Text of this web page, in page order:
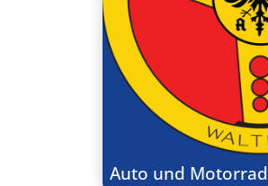
Auto und